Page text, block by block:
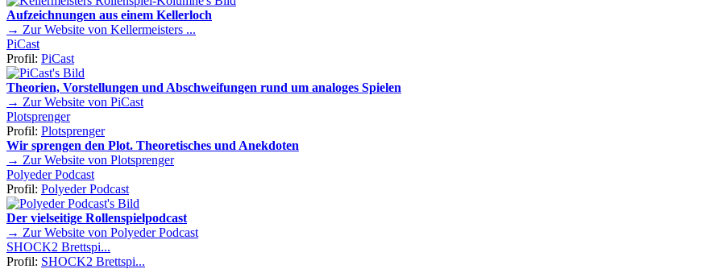
Aufzeichnungen aus einem Kellerloch
→ Zur Website von Kellermeisters ...
PiCast
Profil: PiCast
Theorien, Vorstellungen und Abschweifungen rund um analoges Spielen
→ Zur Website von PiCast
Plotsprenger
Profil: Plotsprenger
Wir sprengen den Plot. Theoretisches und Anekdoten
→ Zur Website von Plotsprenger
Polyeder Podcast
Profil: Polyeder Podcast
Der vielseitige Rollenspielpodcast
→ Zur Website von Polyeder Podcast
SHOCK2 Brettspi...
Profil: SHOCK2 Brettspi...